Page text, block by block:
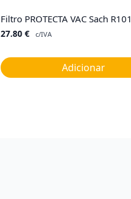
Filtro PROTECTA VAC Sach
27.80 € c/IVA
Adicionar